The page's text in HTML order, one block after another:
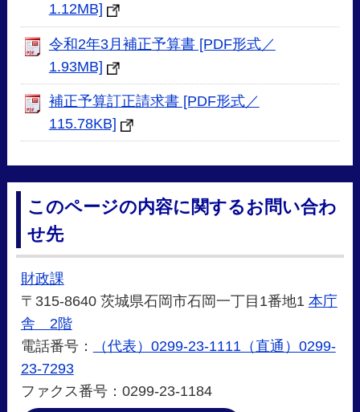
1.12MB]
令和2年3月補正予算書 [PDF形式／
1.93MB]
補正予算訂正請求書 [PDF形式／
115.78KB]
このページの内容に関するお問い合わ
せ先
財政課
〒315-8640 茨城県石岡市石岡一丁目1番地1 本庁
舎 2階
電話番号：
（代表）0299-23-1111（直通）0299-
23-7293
ファクス番号：0299-23-1184